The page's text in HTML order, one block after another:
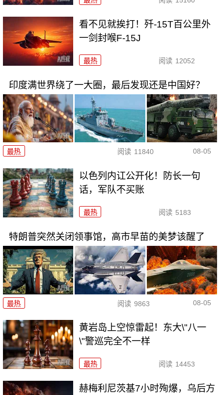
看不见就挨打！歼-15T百公里外
一剑封喉F-15J
最热 阅读 12052
印度满世界绕了一大圈，最后发现还是中国好？
最热 阅读 11840 08-05
以色列内讧公开化！防长一句
话，军队不买账
最热 阅读 5183
特朗普突然关闭领事馆，高市早苗的美梦该醒了
最热 阅读 9863 08-05
黄岩岛上空惊雷起！东大\"八一
\"警巡完全不一样
最热 阅读 14453
赫梅利尼茨基7小时殉爆，乌后方